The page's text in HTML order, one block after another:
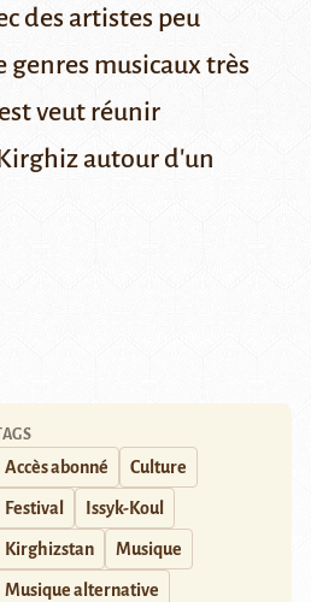
des artistes peu
genres musicaux très
veut réunir
autour d'un
Accès abonné Culture
Festival Issyk-Koul
Kirghizstan Musique
Musique alternative